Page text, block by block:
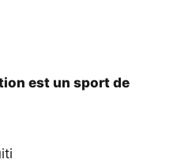
est un sport de